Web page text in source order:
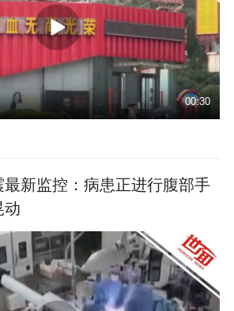
00:30
最新监控：病患正进行腹部手
动